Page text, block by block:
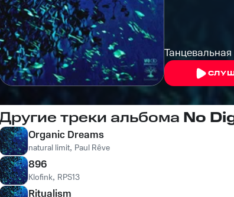
Танцевальная
треки альбома No
Organic Dreams
natural limit, Paul Rêve
896
Klofink, RPS13
Ritualism